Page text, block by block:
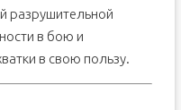
разрушительной
в бою и
в свою пользу.